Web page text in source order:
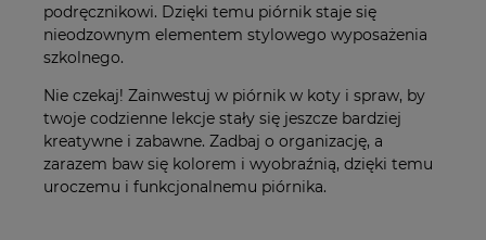
podręcznikowi. Dzięki temu piórnik staje się
nieodzownym elementem stylowego wyposażenia
szkolnego.
Nie czekaj! Zainwestuj w piórnik w koty i spraw, by
twoje codzienne lekcje stały się jeszcze bardziej
kreatywne i zabawne. Zadbaj o organizację, a
zarazem baw się kolorem i wyobraźnią, dzięki temu
uroczemu i funkcjonalnemu piórnika.